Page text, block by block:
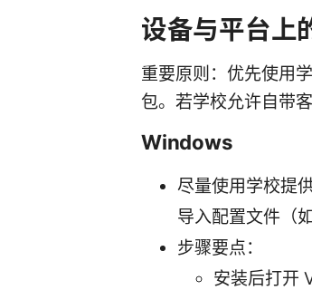
设备与平台上
重要原则：优先使用
包。若学校允许自带
Windows
尽量使用学校提
导入配置文件（
步骤要点：
安装后打开